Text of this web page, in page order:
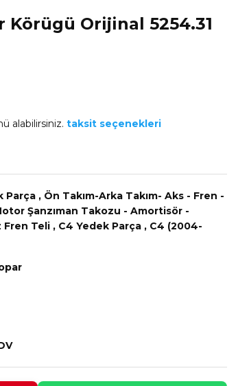
Orijinal 5254.31
alabilirsiniz. taksit seçenekleri
Parça , Ön Takım-Arka Takım- Aks - Fren -
Şanzıman Takozu - Amortisör -
Fren Teli , C4 Yedek Parça , C4 (2004-